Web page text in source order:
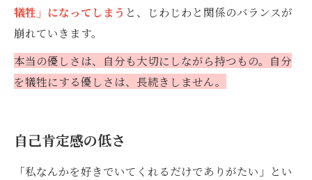
犠牲」になってしまう と、じわじわと関係のバランスが
崩れていきます。
本当の優しさは、自分も大切にしながら持つもの。自分
を犠牲にする優しさは、長続きしません。
自己肯定感の低さ
「私なんかを好きでいてくれるだけでありがたい」とい